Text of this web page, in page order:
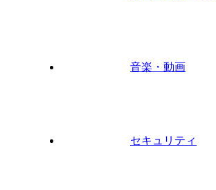
音楽・動画
セキュリティ